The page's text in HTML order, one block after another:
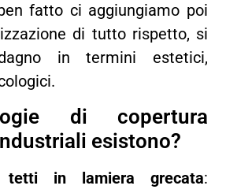
fatto ci aggiungiamo poi
di tutto rispetto, si
in termini estetici,
di copertura
esistono?
tetti in lamiera grecata: